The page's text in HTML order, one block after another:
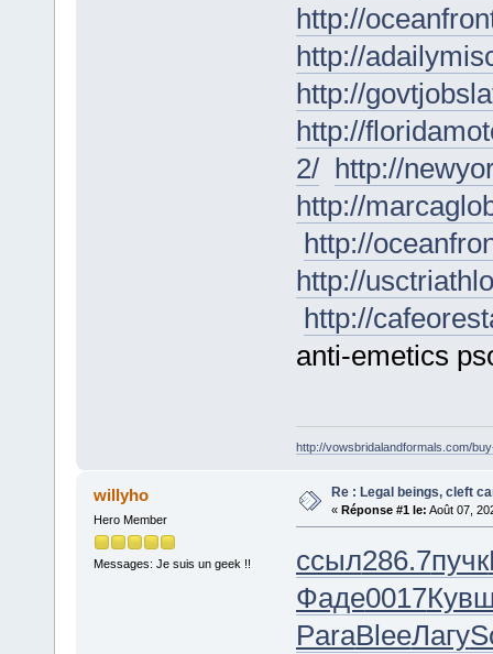
http://
http://
http://
http://
2/ http://
http://
http://
http://
http://
anti-emetics
http://vowsbridalandformals.com/
willyho
Hero Member
Messages: Je suis un geek !!
Re : Legal beings, cleft
« Réponse #1 le: Août 07,
ссыл286.7пучк
Фаде0017
ParaBleeЛагу